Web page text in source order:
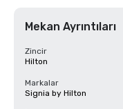
Mekan Ayrıntıları
Zincir
Hilton
Markalar
Signia by Hilton